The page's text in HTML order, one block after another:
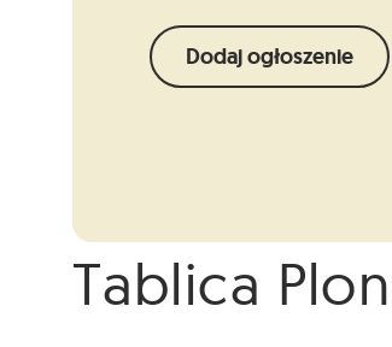
Dodaj ogłoszenie
Info
Niestety ogłoszenie nie jest już
Tablica